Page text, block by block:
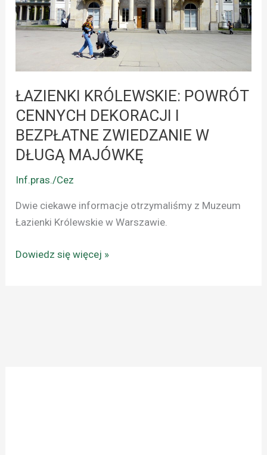
ŁAZIENKI KRÓLEWSKIE: POWRÓT
CENNYCH DEKORACJI I
BEZPŁATNE ZWIEDZANIE W
DŁUGĄ MAJÓWKĘ
Inf.pras./Cez
Dwie ciekawe informacje otrzymaliśmy z Muzeum
Łazienki Królewskie w Warszawie.
DEKORACJI
I
BEZPŁATNE
ZWIEDZANIE
W
MAJÓWKĘ
Dowiedz się więcej »